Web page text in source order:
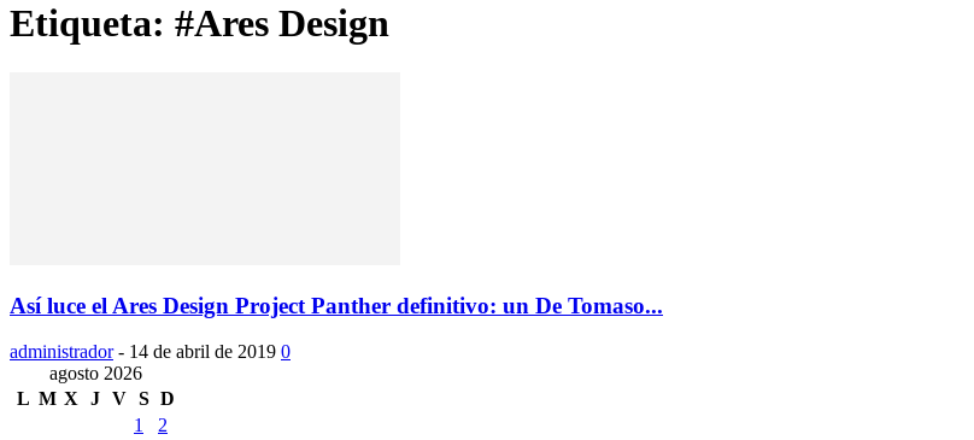
Etiqueta: #Ares Design
Así luce el Ares Design Project Panther definitivo: un De Tomaso...
administrador - 14 de abril de 2019 0
agosto 2026
L M X J V S D
1
2